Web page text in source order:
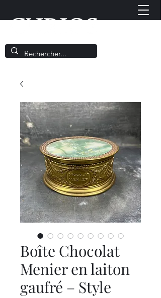
Boîte Chocolat
Menier en laiton
gaufré – Style